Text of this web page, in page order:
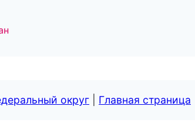
округ Главная страница